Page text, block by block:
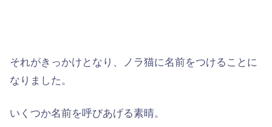
それがきっかけとなり、ノラ猫に名前をつけることに
なりました。
いくつか名前を呼びあげる素晴。